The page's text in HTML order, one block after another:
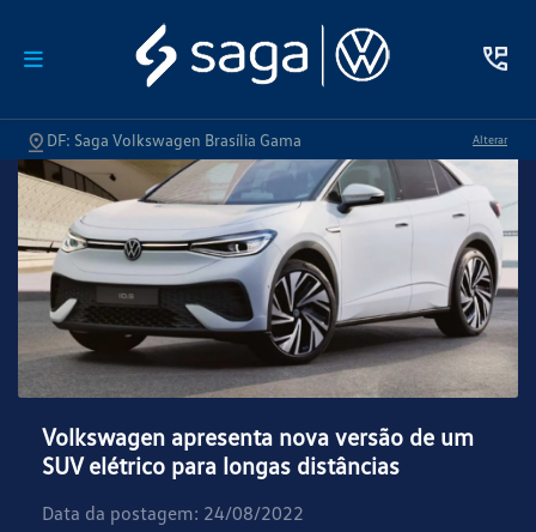
DF: Saga Volkswagen Brasília Gama Alterar
Volkswagen apresenta nova versão de um
SUV elétrico para longas distâncias
Data da postagem: 24/08/2022